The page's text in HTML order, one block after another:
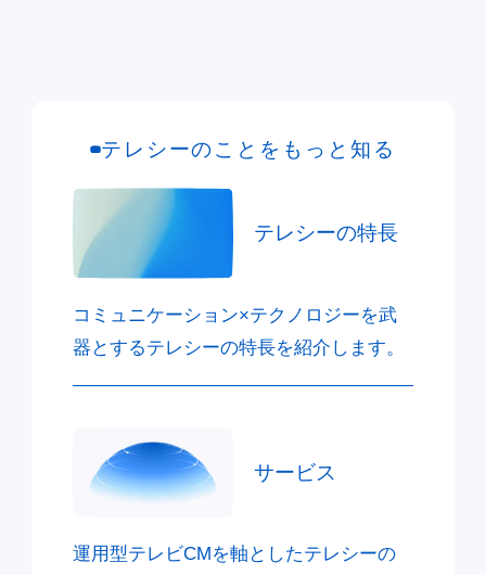
テレシーのことをもっと知る
テレシーの特長
コミュニケーション×テクノロジーを武
器とするテレシーの特長を紹介します。
サービス
運用型テレビCMを軸としたテレシーの